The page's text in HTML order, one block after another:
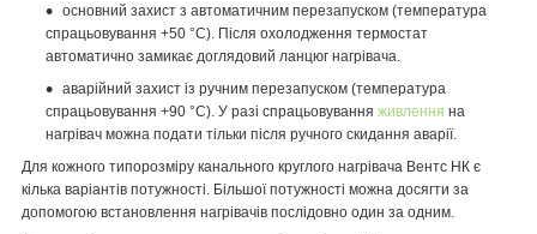
основний захист з автоматичним перезапуском (температура
спрацьовування +50 °C). Після охолодження термостат
автоматично замикає доглядовий ланцюг нагрівача.
аварійний захист із ручним перезапуском (температура
спрацьовування +90 °C). У разі спрацьовування живлення на
нагрівач можна подати тільки після ручного скидання аварії.
Для кожного типорозміру канального круглого нагрівача Вентс НК є
кілька варіантів потужності. Більшої потужності можна досягти за
допомогою встановлення нагрівачів послідовно один за одним.